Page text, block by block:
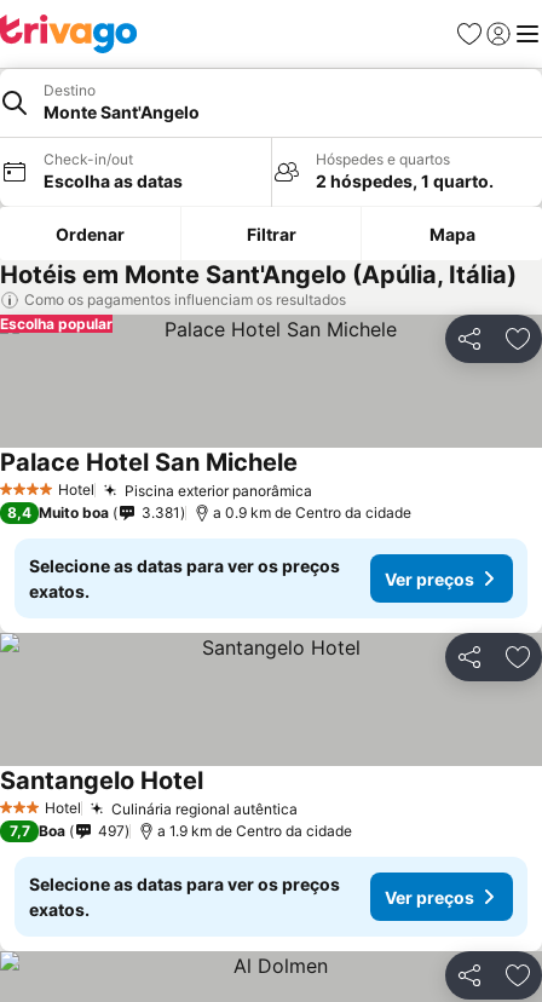
Favoritos
Iniciar
Destino
Monte Sant'Angelo
Check-in/out
Escolha as datas
Hóspedes e quartos
2 hóspedes, 1 quarto.
Ordenar Filtrar Mapa
Hotéis em Monte Sant'Angelo (Apúlia, Itália)
Como os pagamentos influenciam os resultados
Partilhar
Escolha popular
4 EstrelasHotel Piscina exterior panorâmica
Palace Hotel San Michele
8,4 Muito boa 3.381 a 0.9 km de Centro da cidade
Selecione as datas para ver os preços
exatos.
Ver preços
Partilhar
3 EstrelasHotel Culinária regional autêntica
Santangelo Hotel
7,7 Boa 497 a 1.9 km de Centro da cidade
Selecione as datas para ver os preços
exatos.
Ver preços
Partilhar